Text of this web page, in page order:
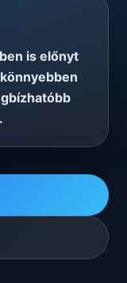
is előnyt